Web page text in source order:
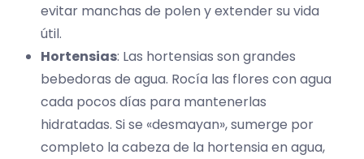
evitar manchas de polen y extender su vida
útil.
Hortensias: Las hortensias son grandes
bebedoras de agua. Rocía las flores con agua
cada pocos días para mantenerlas
hidratadas. Si se «desmayan», sumerge por
completo la cabeza de la hortensia en agua,